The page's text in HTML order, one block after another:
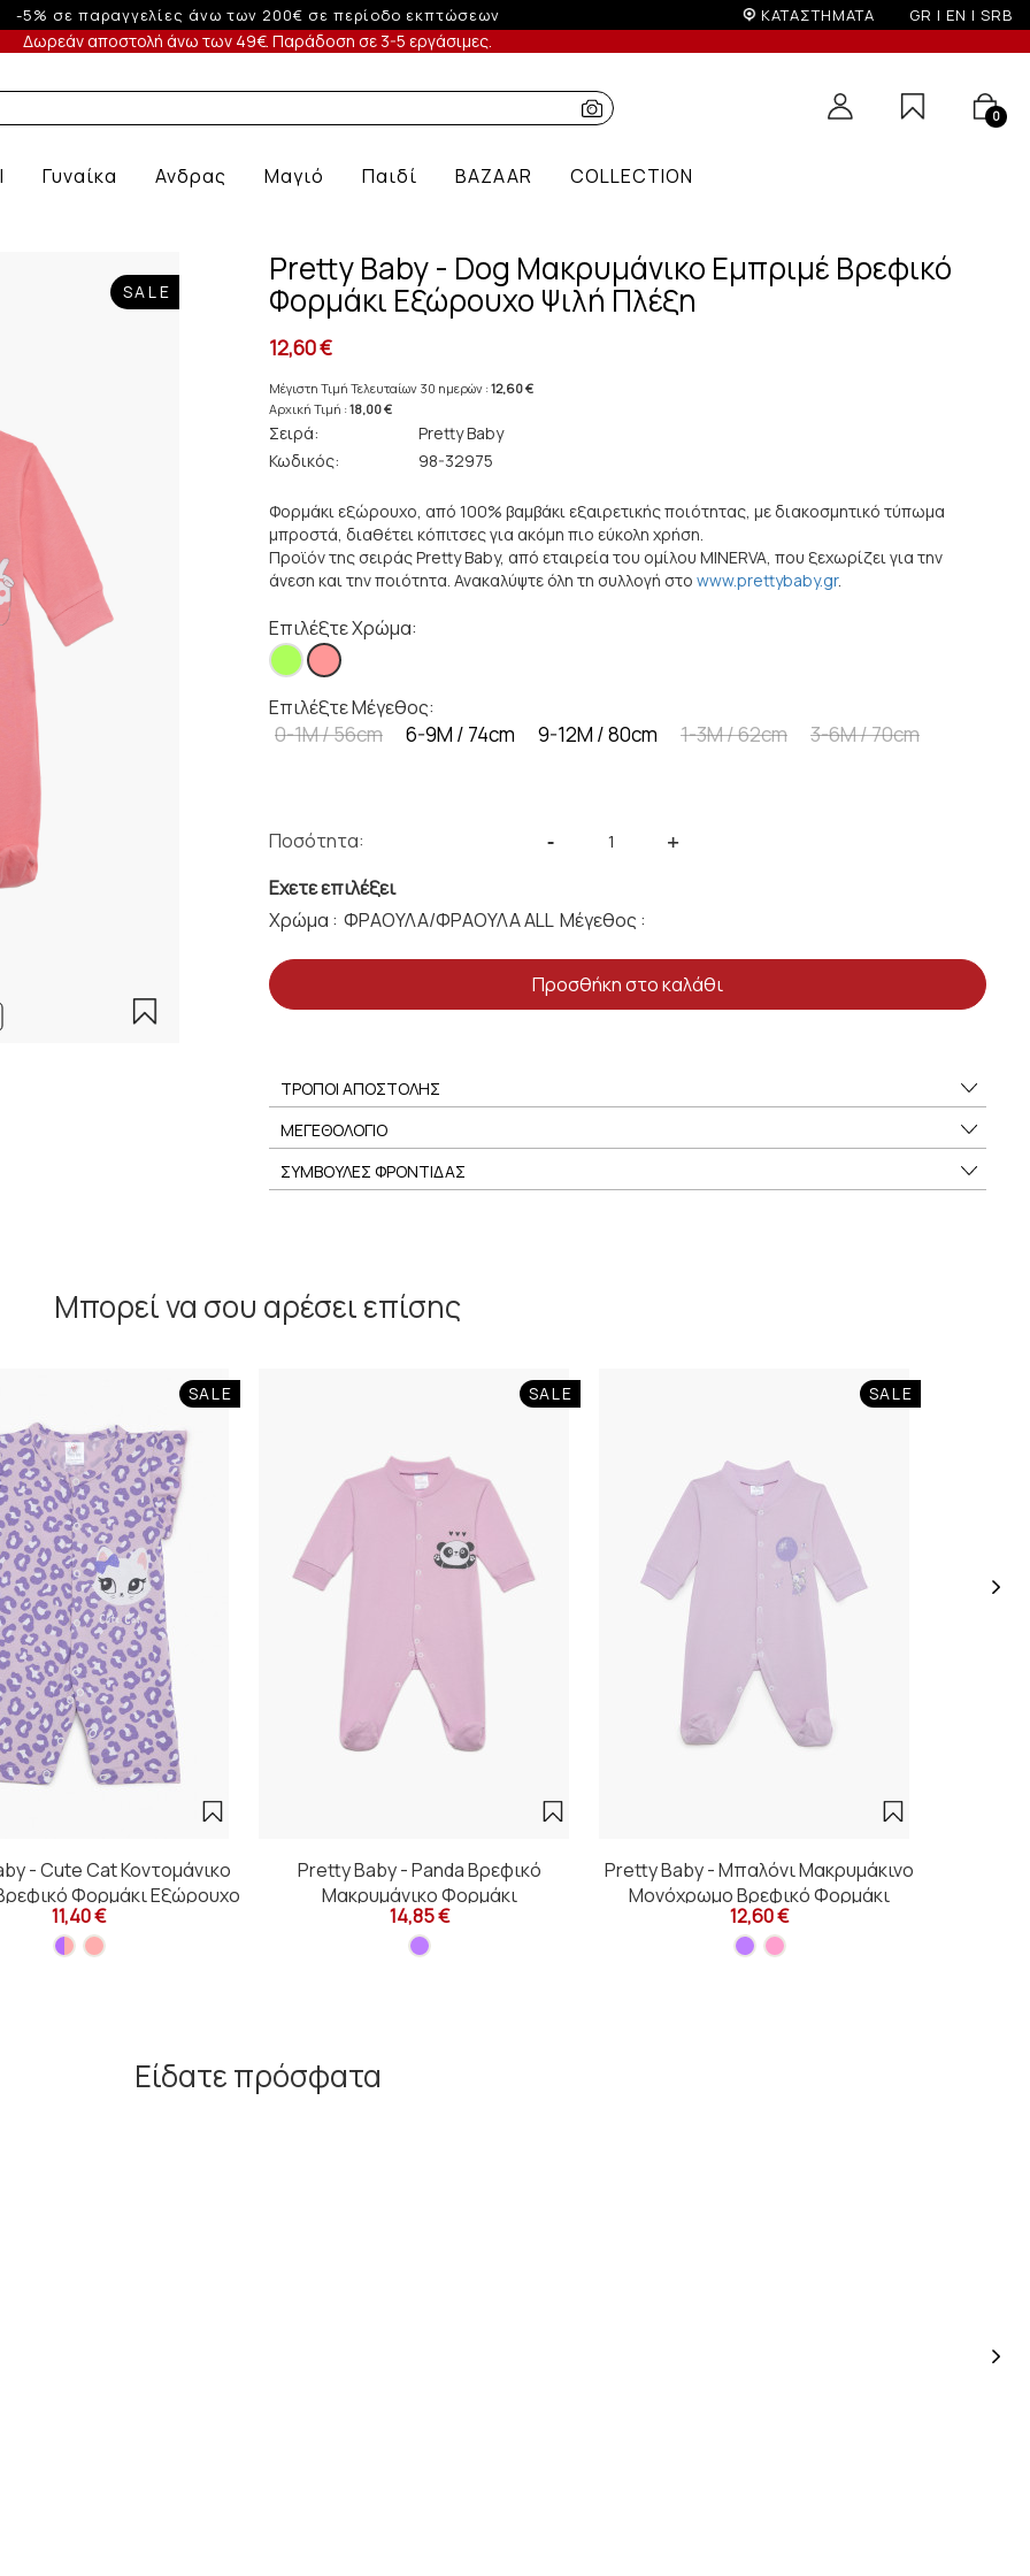
-10% σε παραγγελίες άνω των 200€ ΚΑΤΑΣΤΗΜΑΤΑ GR | EN | SRB
Δωρεάν αποστολή άνω των 49€. Παράδοση σε 3-5 εργάσιμες.
0
Γυναίκα Ανδρας Μαγιό Παιδί BAZAAR COLLECTION
SALE
Pretty Baby - Dog Μακρυμάνικο Εμπριμέ Βρεφικό
Φορμάκι Εξώρουχο Ψιλή Πλέξη
12,60 €
Μέγιστη Τιμή Τελευταίων 30 ημερών :12,60 €
Αρχική Τιμή :18,00 €
Σειρά:
Pretty Baby
Κωδικός:
98-32975
Φορμάκι εξώρουχο, από 100% βαμβάκι εξαιρετικής ποιότητας, με διακοσμητικό τύπωμα
μπροστά, διαθέτει κόπιτσες για ακόμη πιο εύκολη χρήση.
Προϊόν της σειράς Pretty Baby, από εταιρεία του ομίλου MINERVA, που ξεχωρίζει για την
άνεση και την ποιότητα. Ανακαλύψτε όλη τη συλλογή στο www.prettybaby.gr.
Επιλέξτε Χρώμα:
Επιλέξτε Μέγεθος:
0-1Μ / 56cm 6-9M / 74cm 9-12M / 80cm 1-3M / 62cm 3-6M / 70cm
Ποσότητα: - +
Εχετε επιλέξει
Χρώμα :
Μέγεθος :
Προσθήκη στο καλάθι
ΤΡΟΠΟΙ ΑΠΟΣΤΟΛΗΣ
ΜΕΓΕΘΟΛΟΓΙΟ
ΣΥΜΒΟΥΛΕΣ ΦΡΟΝΤΙΔΑΣ
Μπορεί να σου αρέσει επίσης
SALE
- Cute Cat Κοντομάνικο
Φορμάκι Εξώρουχο
11,40 €
SALE
Pretty Baby - Panda Βρεφικό
Μακρυμάνικο Φορμάκι
14,85 €
SALE
Pretty Baby - Μπαλόνι Μακρυμάκινο
Μονόχρωμο Βρεφικό Φορμάκι
Εξώρουχο
12,60 €
Είδατε πρόσφατα